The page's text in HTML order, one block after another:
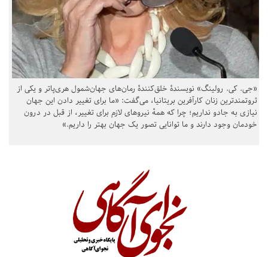
«جی. کی. رولینگ» نویسندهٔ خلق‌کنندهٔ رمان‌های جهان‌شمول هری‌پاتر و یکی از
ثروتمندترین زنان کارآفرین بریتانیا، می‌گفت: «ما برای تغییر دادن این جهان
نیازی به جادو نداریم؛ چرا که همهٔ نیروهای لازم برای تغییر، از قبل در درون
خودمان وجود دارند و ما توانایی تصور یک جهان بهتر را داریم.»